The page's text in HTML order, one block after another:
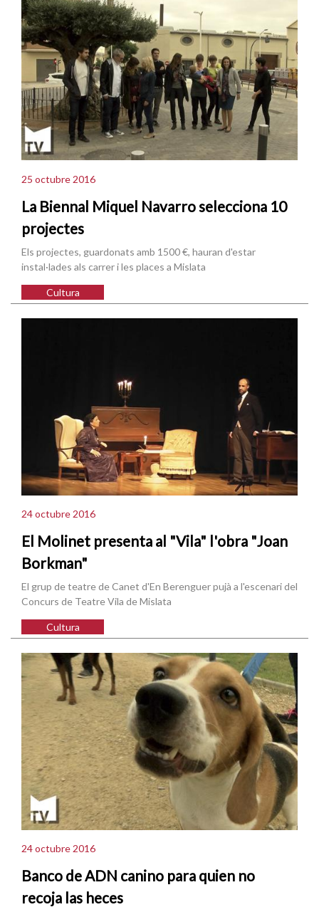
25 octubre 2016
La Biennal Miquel Navarro selecciona 10
projectes
Els projectes, guardonats amb 1500 €, hauran d'estar
instal·lades als carrer i les places a Mislata
Cultura
24 octubre 2016
El Molinet presenta al "Vila" l'obra "Joan
Borkman"
El grup de teatre de Canet d'En Berenguer pujà a l'escenari del
Concurs de Teatre Vila de Mislata
Cultura
24 octubre 2016
Banco de ADN canino para quien no
recoja las heces